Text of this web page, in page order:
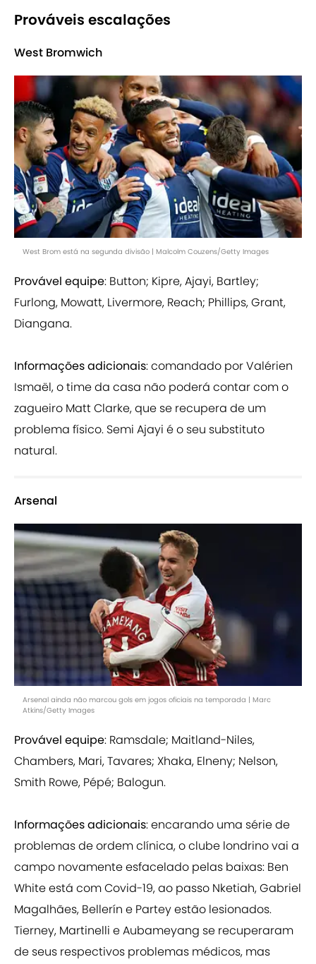
Prováveis escalações
West Bromwich
West Brom está na segunda divisão | Malcolm Couzens/Getty Images
Provável equipe: Button; Kipre, Ajayi, Bartley;
Furlong, Mowatt, Livermore, Reach; Phillips, Grant,
Diangana.
Informações adicionais: comandado por Valérien
Ismaël, o time da casa não poderá contar com o
zagueiro Matt Clarke, que se recupera de um
problema físico. Semi Ajayi é o seu substituto
natural.
Arsenal
Arsenal ainda não marcou gols em jogos oficiais na temporada | Marc
Atkins/Getty Images
Provável equipe: Ramsdale; Maitland-Niles,
Chambers, Mari, Tavares; Xhaka, Elneny; Nelson,
Smith Rowe, Pépé; Balogun.
Informações adicionais: encarando uma série de
problemas de ordem clínica, o clube londrino vai a
campo novamente esfacelado pelas baixas: Ben
White está com Covid-19, ao passo Nketiah, Gabriel
Magalhães, Bellerín e Partey estão lesionados.
Tierney, Martinelli e Aubameyang se recuperaram
de seus respectivos problemas médicos, mas